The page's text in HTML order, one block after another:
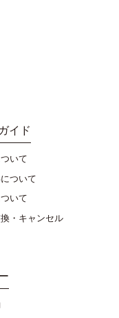
イド
いて
ついて
いて
・キャンセル